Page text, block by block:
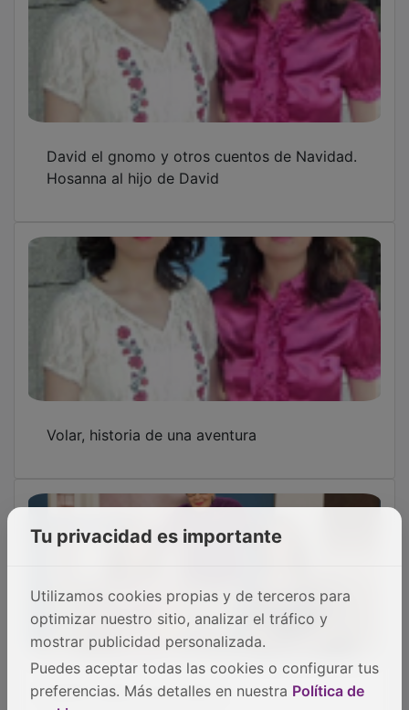
Hosanna al hijo de David
Mamá, quiero ser artista
Tu privacidad es importante
Utilizamos cookies propias y de terceros para
optimizar nuestro sitio, analizar el tráfico y
mostrar publicidad personalizada.
Puedes aceptar todas las cookies o configurar tus
preferencias. Más detalles en nuestra Política de